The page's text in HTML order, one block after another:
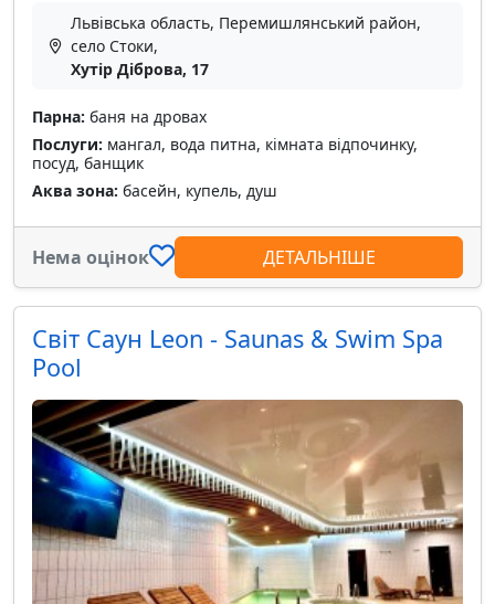
Львівська область, Перемишлянський район,
село Стоки,
Хутір Діброва, 17
Парна: баня на дровах
Послуги: мангал, вода питна, кімната відпочинку,
посуд, банщик
Аква зона: басейн, купель, душ
Нема оцінок ДЕТАЛЬНІШЕ
Світ Саун Leon - Saunas & Swim Spa
Pool